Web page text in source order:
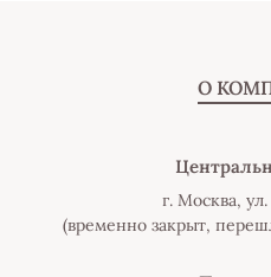
О
г. Москва,
(временно закрыт,